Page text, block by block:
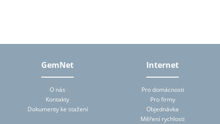
uzavřených podle ustanovení § 6 zákona č. 101/2000 Sb., o
správcem (zejména právo na poskytnutí informace o účelu
zpracování, rozsahu zpracovávaných osobních údajů a jejich
Správce mu tuto informaci bez zbytečného odkladu za přiměřenou
úhradu nepřevyšující náklady nezbytné na poskytnutí informace
předá. Zjistí-li subjekt údajů, že zpracování jeho osobních údajů je
v rozporu s ochranou jeho soukromého a osobního života nebo v
GemNet
O nás
Kontakty
Dokumenty ke stažení
Internet
Pro domácnosti
Pro firmy
Objednávka
Měření rychlosti